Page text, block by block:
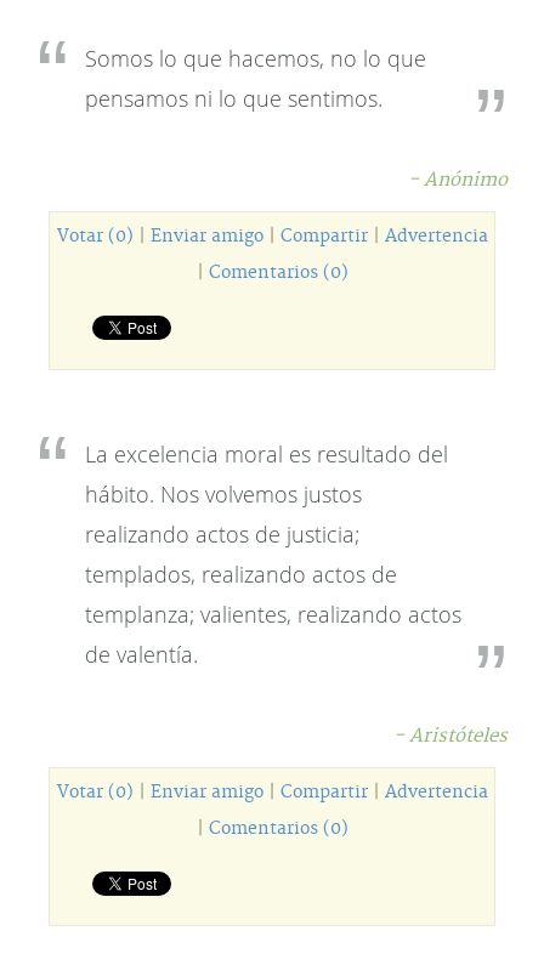
Somos lo que hacemos, no lo que
pensamos ni lo que sentimos.
- Anónimo
Votar (0) Enviar amigo| Compartir| Advertencia
Comentarios (0)
La excelencia moral es resultado del
hábito. Nos volvemos justos
realizando actos de justicia;
templados, realizando actos de
templanza; valientes, realizando actos
de valentía.
- Aristóteles
Votar (0) Enviar amigo| Compartir| Advertencia
Comentarios (0)